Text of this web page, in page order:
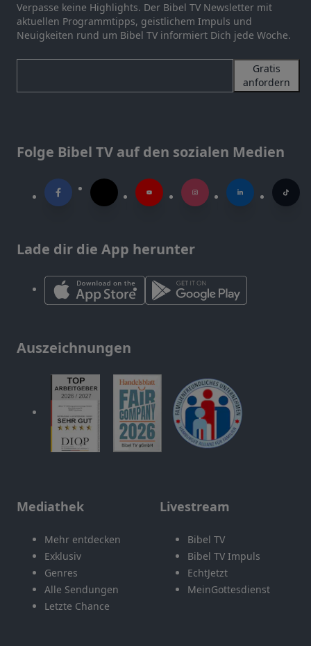
Verpasse keine Highlights. Der Bibel TV Newsletter mit
aktuellen Programmtipps, geistlichem Impuls und
Neuigkeiten rund um Bibel TV informiert Dich jede Woche.
Gratis
anfordern
Folge Bibel TV auf den sozialen Medien
Lade dir die App herunter
Auszeichnungen
Mediathek
Mehr entdecken
Exklusiv
Genres
Alle Sendungen
Letzte Chance
Livestream
Bibel TV
Bibel TV Impuls
EchtJetzt
MeinGottesdienst